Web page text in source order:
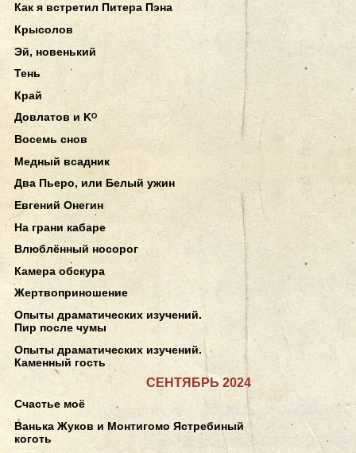
Как я встретил Питера Пэна
Крысолов
Эй, новенький
Тень
Край
Довлатов и Kᴼ
Восемь снов
Медный всадник
Два Пьеро, или Белый ужин
Евгений Онегин
На грани кабаре
Влюблённый носорог
Камера обскура
Жертвоприношение
Опыты драматических изучений.
Пир после чумы
Опыты драматических изучений.
Каменный гость
СЕНТЯБРЬ 2024
Счастье моё
Ванька Жуков и Монтигомо Ястребиный
коготь